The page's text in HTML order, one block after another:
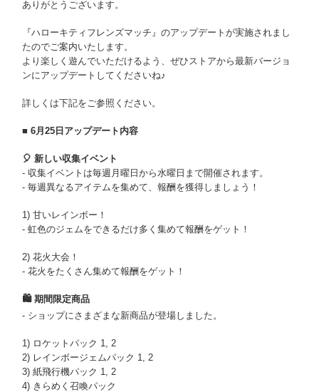
ありがとうございます。
『ハローキティフレンズマッチ』のアップデートが実施されまし
たのでご案内いたします。
より楽しく遊んでいただけるよう、ぜひストアから最新バージョ
ンにアップデートしてくださいね♪
詳しくは下記をご参照ください。
■ 6月25日アップデート内容
🎈 新しい収集イベント
- 収集イベントは毎週月曜日から水曜日まで開催されます。
- 毎週異なるアイテムを集めて、報酬を獲得しましょう！
1) 甘いレインボー！
- 虹色のジェムをできるだけ多く集めて報酬をゲット！
2) 花火大会！
- 花火をたくさん集めて報酬をゲット！
🛍️ 期間限定商品
- ショップにさまざまな新商品が登場しました。
1) ロケットパック 1, 2
2) レインボージェムパック 1, 2
3) 紙飛行機パック 1, 2
4) きらめく召喚パック